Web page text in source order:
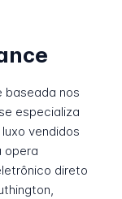
baseada nos
especializa
vendidos
opera
direto